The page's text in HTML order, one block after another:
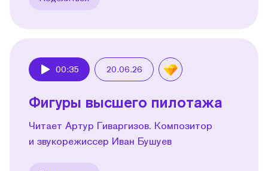
00:35 20.06.26
Фигуры высшего пилотажа
Читает Артур Гиваргизов. Композитор
и звукорежиссер Иван Бушуев